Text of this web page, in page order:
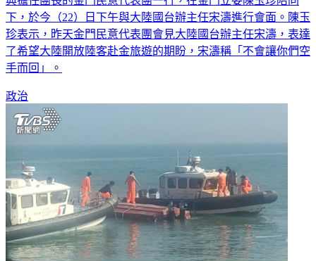
下，於今（22）日下午與大陸國台辦主任宋濤進行會面。陳玉
珍表示，昨天金門民意代表團會見大陸國台辦主任宋濤，表達
了希望大陸開放陸客赴金旅遊的期盼，宋濤稱「不會讓你們空
手而回」。
政治